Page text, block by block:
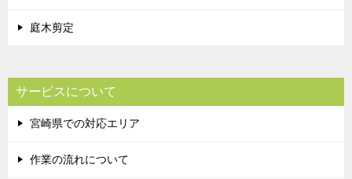
庭木剪定
サービスについて
宮崎県での対応エリア
作業の流れについて